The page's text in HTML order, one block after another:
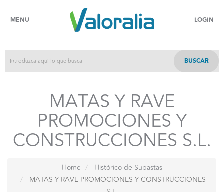
MENU LOGIN
BUSCAR
MATAS Y RAVE
PROMOCIONES Y
CONSTRUCCIONES S.L.
Home
Histórico de Subastas
MATAS Y RAVE PROMOCIONES Y CONSTRUCCIONES